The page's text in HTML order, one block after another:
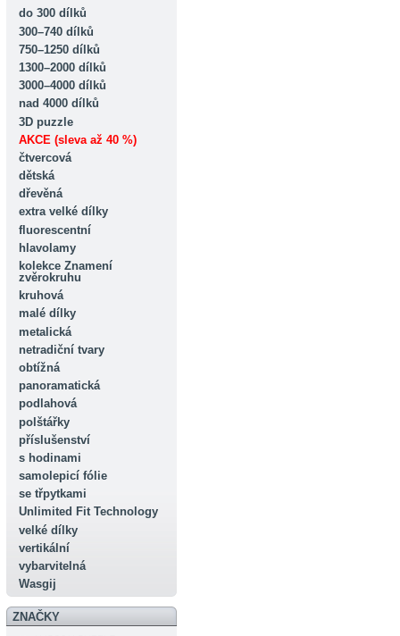
do 300 dílků
300–740 dílků
750–1250 dílků
1300–2000 dílků
3000–4000 dílků
nad 4000 dílků
3D puzzle
AKCE (sleva až 40 %)
čtvercová
dětská
dřevěná
extra velké dílky
fluorescentní
hlavolamy
kolekce Znamení
zvěrokruhu
kruhová
malé dílky
metalická
netradiční tvary
obtížná
panoramatická
podlahová
polštářky
příslušenství
s hodinami
samolepicí fólie
se třpytkami
Unlimited Fit Technology
velké dílky
vertikální
vybarvitelná
Wasgij
ZNAČKY